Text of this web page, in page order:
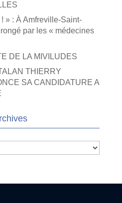
» : À Amfreville-Saint-
par les « médecines
DE LA MIVILUDES
THIERRY
SA CANDIDATURE A